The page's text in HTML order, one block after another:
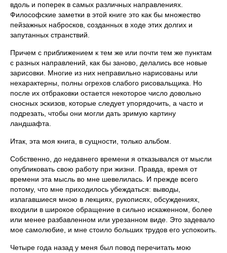
вдоль и поперек в самых различных направлениях.
Философские заметки в этой книге это как бы множество
пейзажных набросков, созданных в ходе этих долгих и
запутанных странствий.
Причем с приближением к тем же или почти тем же пунктам
с разных направлений, как бы заново, делались все новые
зарисовки. Многие из них неправильно нарисованы или
нехарактерны, полны огрехов слабого рисовальщика. Но
после их отбраковки остается некоторое число довольно
сносных эскизов, которые следует упорядочить, а часто и
подрезать, чтобы они могли дать зримую картину
ландшафта.
Итак, эта моя книга, в сущности, только альбом.
Собственно, до недавнего времени я отказывался от мысли
опубликовать свою работу при жизни. Правда, время от
времени эта мысль во мне шевелилась. И прежде всего
потому, что мне приходилось убеждаться: выводы,
излагавшиеся мною в лекциях, рукописях, обсуждениях,
входили в широкое обращение в сильно искаженном, более
или менее разбавленном или урезанном виде. Это задевало
мое самолюбие, и мне стоило больших трудов его успокоить.
Четыре года назад у меня был повод перечитать мою